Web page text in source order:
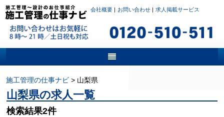
会社概要| お問い合わせ| 求人掲載サービス
施工管理の仕事ナビ > 山梨県
山梨県の求人一覧
検索結果2件